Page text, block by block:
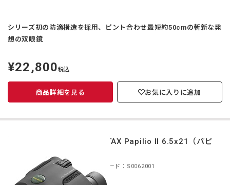
シリーズ初の防滴構造を採用、ピント合わせ最短約50cmの斬新な発
想の双眼鏡
定
価
¥22,800税込
商品詳細を見る お気に入りに追加
PENTAX Papilio II 6.5x21（パピ
商品コード：S0062001